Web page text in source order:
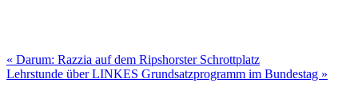
Beitragsnavigation
« Darum: Razzia auf dem Ripshorster Schrottplatz
Lehrstunde über LINKES Grundsatzprogramm im Bundestag »